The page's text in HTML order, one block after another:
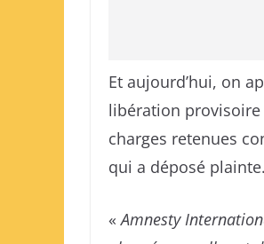
Et aujourd’hui, on
libération provisoire
charges retenues
qui a déposé plainte.
«Amnesty